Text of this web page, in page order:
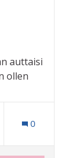
auttaisi
ollen
0